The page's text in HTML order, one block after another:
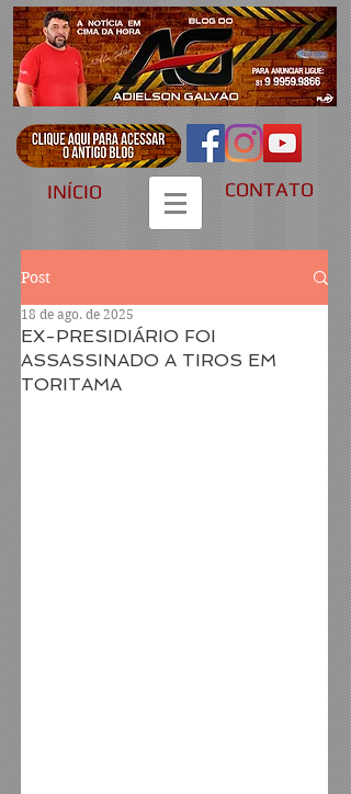
INÍCIO CONTATO
Post
EX-PRESIDIÁRIO FOI
ASSASSINADO A TIROS EM
TORITAMA
18 de ago. de 2025